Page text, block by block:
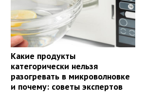
Какие продукты
категорически нельзя
разогревать в микроволновке
и почему: советы экспертов